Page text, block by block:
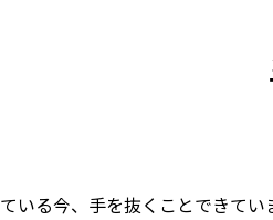
いる今、手を抜くことできてい